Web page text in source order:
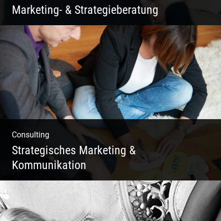
Marketing- & Strategieberatung
Deine Produkte oder deine Dienstleistung
auf den Markt bringen!
Consulting
Strategisches Marketing &
Kommunikation
Deine Darstellung nach außen und innen